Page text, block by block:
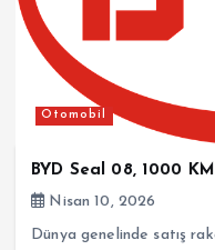
Otomobil
BYD Seal 08, 1000 KM
Nisan 10, 2026
Dünya genelinde satış